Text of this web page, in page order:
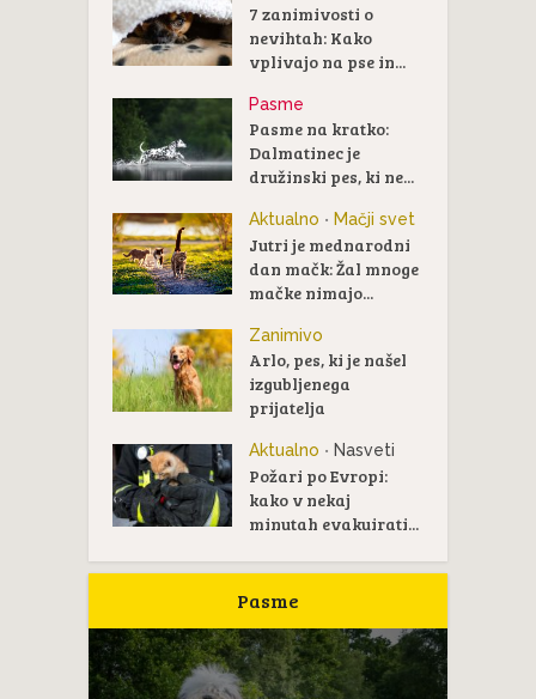
7 zanimivosti o
nevihtah: Kako
vplivajo na pse in...
Pasme
Pasme na kratko:
Dalmatinec je
družinski pes, ki ne...
Aktualno • Mačji svet
Jutri je mednarodni
dan mačk: Žal mnoge
mačke nimajo...
Zanimivo
Arlo, pes, ki je našel
izgubljenega
prijatelja
Aktualno • Nasveti
Požari po Evropi:
kako v nekaj
minutah evakuirati...
Pasme